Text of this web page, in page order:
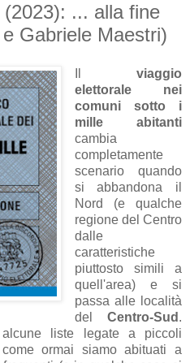
... alla fine
Gabriele Maestri)
viaggio
elettorale nei
comuni sotto i
mille abitanti
cambia
completamente
scenario quando
si abbandona il
Nord (e qualche
regione del Centro
dalle
caratteristiche
piuttosto simili a
quell'area) e si
passa alle località
del Centro-Sud .
liste legate a piccoli
ormai siamo abituati a